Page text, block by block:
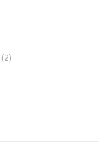
(2)